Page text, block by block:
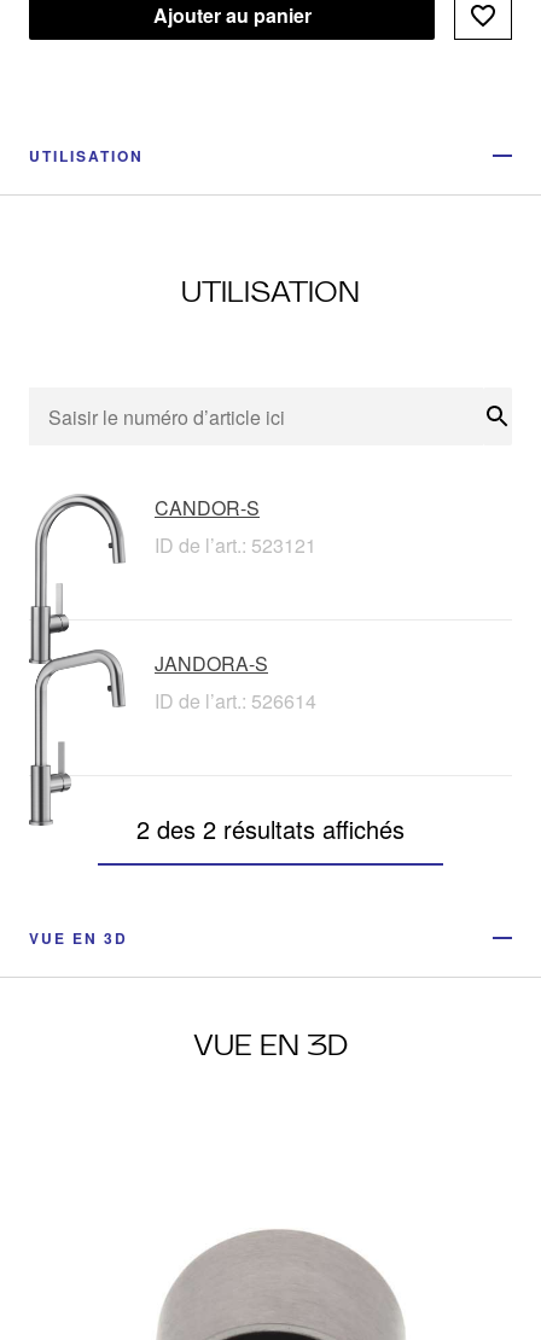
Ajouter au panier
UTILISATION
UTILISATION
CANDOR-S
ID de l’art.: 523121
JANDORA-S
ID de l’art.: 526614
2 des 2 résultats affichés
VUE EN 3D
VUE EN 3D